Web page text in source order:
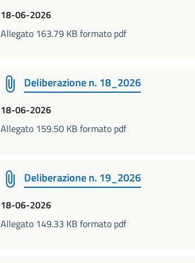
18-06-2026
Allegato 163.79 KB formato pdf
Deliberazione n. 18_2026
18-06-2026
Allegato 159.50 KB formato pdf
Deliberazione n. 19_2026
18-06-2026
Allegato 149.33 KB formato pdf